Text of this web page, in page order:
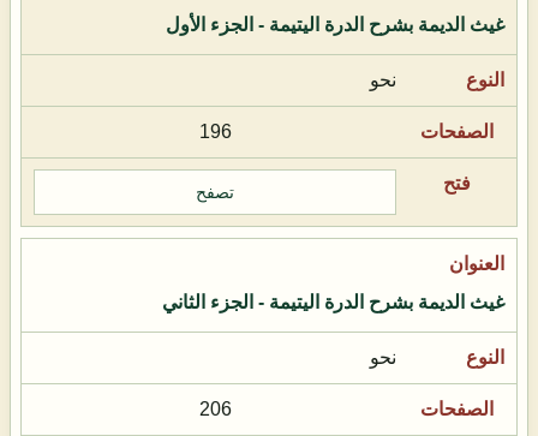
غيث الديمة بشرح الدرة اليتيمة - الجزء الأول
نحو
196
تصفح
غيث الديمة بشرح الدرة اليتيمة - الجزء الثاني
نحو
206